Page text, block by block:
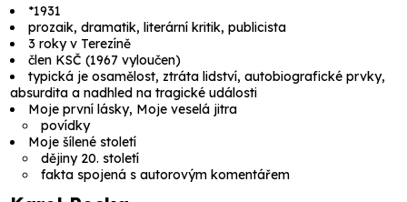
*1931
prozaik, dramatik, literární kritik, publicista
3 roky v Terezíně
člen KSČ (1967 vyloučen)
typická je osamělost, ztráta lidství, autobiografické prvky,
absurdita a nadhled na tragické události
Moje první lásky, Moje veselá jitra
povídky
Moje šílené století
dějiny 20. století
fakta spojená s autorovým komentářem